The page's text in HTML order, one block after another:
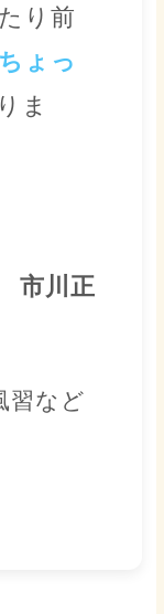
り前
ょっ
ま
市川正
習など